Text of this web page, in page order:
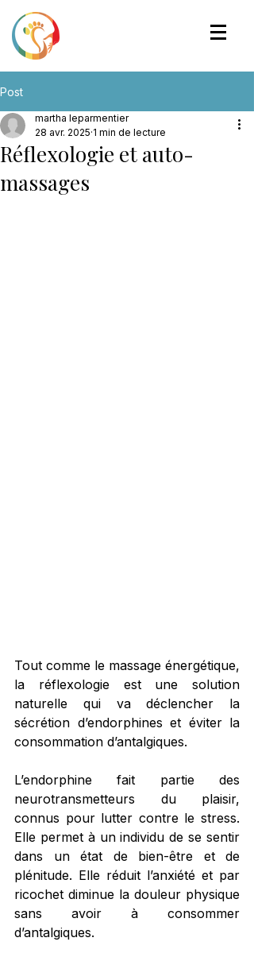
Post
Réflexologie et auto-
massages
martha leparmentier
28 avr. 2025 1 min de lecture
Tout comme le massage énergétique,
la réflexologie est une solution
naturelle qui va déclencher la
sécrétion d’endorphines et éviter la
consommation d’antalgiques.
L’endorphine fait partie des
neurotransmetteurs du plaisir,
connus pour lutter contre le stress.
Elle permet à un individu de se sentir
dans un état de bien-être et de
plénitude. Elle réduit l’anxiété et par
ricochet diminue la douleur physique
sans avoir à consommer
d’antalgiques.